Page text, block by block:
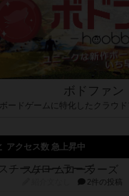
ボドファン
ボードゲームに特化したクラウ
アクセス数 急上昇中
スチームローラーズ
2件の投稿